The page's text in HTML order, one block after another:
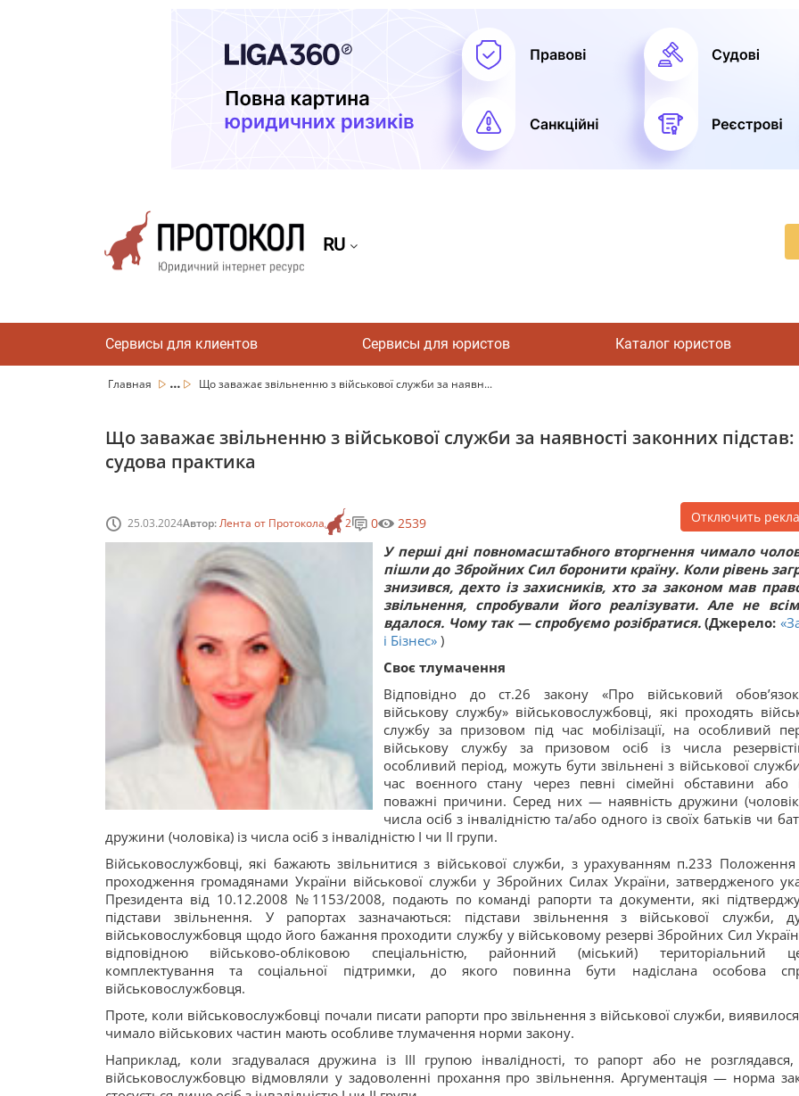
RU
Сервисы для клиентов Сервисы для юристов Каталог юристов
Главная ... Що заважає звільненню з військової служби за наявн...
Що заважає звільненню з військової служби за наявності законних підстав:
судова практика
25.03.2024Автор:Лента от Протокола 2 0 2539 Отключить
У перші дні повномасштабного вторгнення чимало
пішли до Збройних Сил боронити країну. Коли рівень
знизився, дехто із захисників, хто за законом мав
звільнення, спробували його реалізувати. Але не
вдалося. Чому так — спробуємо розібратися.(Джерело:
і Бізнес» )
Своє тлумачення
Відповідно до ст.26 закону «Про військовий
військову службу» військовослужбовці, які проходять
службу за призовом під час мобілізації, на особливий
військову службу за призовом осіб із числа
особливий період, можуть бути звільнені з військової
час воєнного стану через певні сімейні обставини або
поважні причини. Серед них — наявність дружини
числа осіб з інвалідністю та/або одного із своїх батьків чи
дружини (чоловіка) із числа осіб з інвалідністю І чи II групи.
Військовослужбовці, які бажають звільнитися з військової служби, з урахуванням п.233
проходження громадянами України військової служби у Збройних Силах України, затвердженого
Президента від 10.12.2008 №1153/2008, подають по команді рапорти та документи, які
підстави звільнення. У рапортах зазначаються: підстави звільнення з військової служби,
військовослужбовця щодо його бажання проходити службу у військовому резерві Збройних Сил
відповідною військово-обліковою спеціальністю, районний (міський) територіальний
комплектування та соціальної підтримки, до якого повинна бути надіслана особова
військовослужбовця.
Проте, коли військовослужбовці почали писати рапорти про звільнення з військової служби,
чимало військових частин мають особливе тлумачення норми закону.
Наприклад, коли згадувалася дружина із ІІІ групою інвалідності, то рапорт або не
військовослужбовцю відмовляли у задоволенні прохання про звільнення. Аргументація — норма